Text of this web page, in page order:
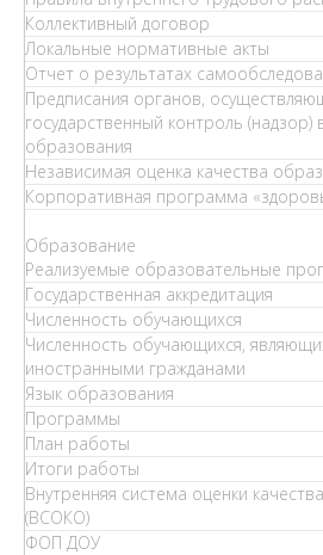
Коллективный договор
Локальные нормативные акты
Отчет о результатах
Предписания органов,
государственный контроль (надзор)
образования
Независимая оценка качества
Корпоративная программа
Образование
Реализуемые образовательные
Государственная аккредитация
Численность обучающихся
Численность обучающихся,
иностранными гражданами
Язык образования
Программы
План работы
Итоги работы
Внутренняя система оценки
(ВСОКО)
ФОП ДОУ